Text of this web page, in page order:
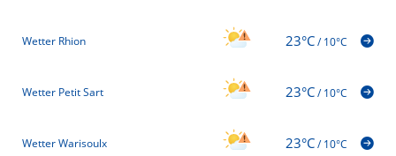
Wetter Rhion 23°C/10°C
Wetter Petit Sart 23°C/10°C
Wetter Warisoulx 23°C/10°C